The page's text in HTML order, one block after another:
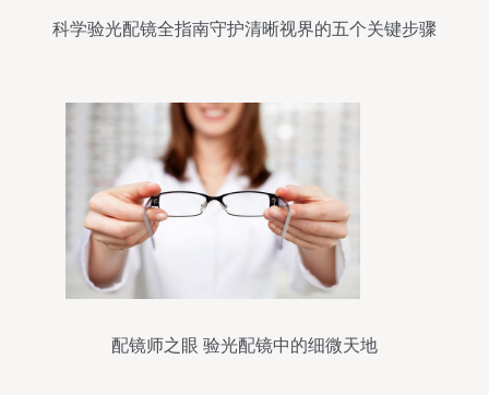
科学验光配镜全指南守护清晰视界的五个关键步骤
配镜师之眼 验光配镜中的细微天地